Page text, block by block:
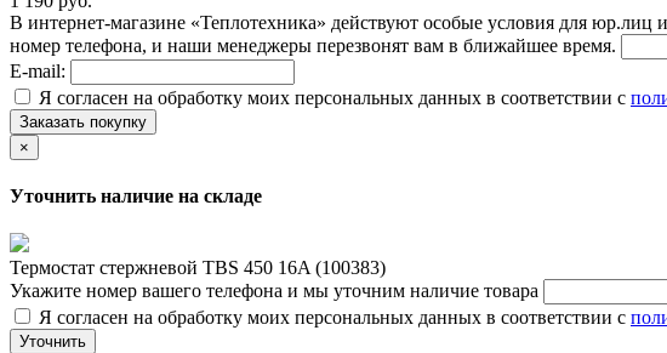
В интернет-магазине «Теплотехника» действуют особые условия для юр.лиц
номер телефона, и наши менеджеры перезвонят вам в ближайшее время.
E-mail:
Я согласен на обработку моих персональных данных в соответствии с
Заказать покупку
×
Уточнить наличие на складе
Термостат стержневой TBS 450 16A (100383)
Укажите номер вашего телефона и мы уточним наличие товара
Я согласен на обработку моих персональных данных в соответствии с
Уточнить